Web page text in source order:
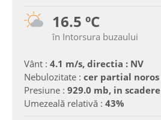
16.5 ºC
în Intorsura buzaului
Vânt : 4.1 m/s, directia : NV
Nebulozitate : cer partial noros
Presiune : 929.0 mb, in scadere
Umezeală relativă : 43%